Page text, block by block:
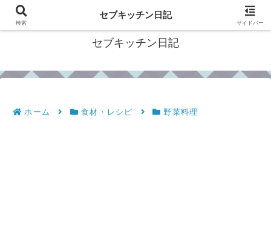
フィリピン・セブの移住情報やおすすめ食材・レシピを発信
セブキッチン日記
ホーム 食材・レシピ 野菜料理
検索
セブキッチン日記
サイドバー